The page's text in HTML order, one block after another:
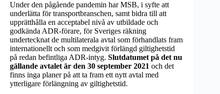
Under den pågående pandemin har MSB, i syfte att
underlätta för transportbranschen, samt bidra till att
upprätthålla en acceptabel nivå av utbildade och
godkända ADR-förare, för Sveriges räkning
undertecknat de multilaterala avtal som förhandlats fram
internationellt och som medgivit förlängd giltighetstid
på redan befintliga ADR-intyg. Slutdatumet på det nu
gällande avtalet är den 30 september 2021 och det
finns inga planer på att ta fram ett nytt avtal med
ytterligare förlängning av giltighetstid.